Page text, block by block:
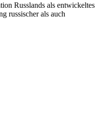
Russlands als entwickeltes
russischer als auch